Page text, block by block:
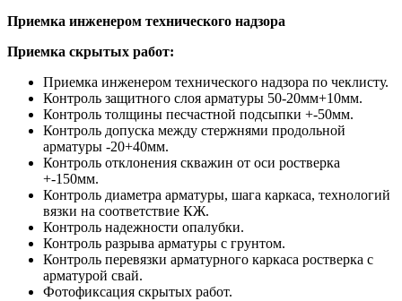
Приемка инженером технического надзора
Приемка скрытых работ:
Приемка инженером технического надзора по чеклисту.
Контроль защитного слоя арматуры 50-20мм+10мм.
Контроль толщины песчастной подсыпки +-50мм.
Контроль допуска между стержнями продольной
арматуры -20+40мм.
Контроль отклонения скважин от оси ростверка
+-150мм.
Контроль диаметра арматуры, шага каркаса, технологий
вязки на соответствие КЖ.
Контроль надежности опалубки.
Контроль разрыва арматуры с грунтом.
Контроль перевязки арматурного каркаса ростверка с
арматурой свай.
Фотофиксация скрытых работ.